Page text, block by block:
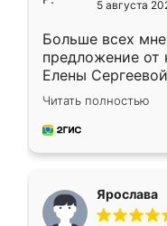
5 августа
Больше всех
предложение от
Елены
короткие сроки
для замера
предложил по
Читать полностью
Ярослава